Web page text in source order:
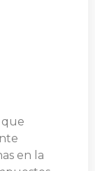
que
en la